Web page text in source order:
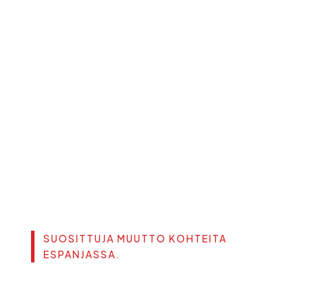
SUOSITTUJA MUUTTO KOHTEITA
ESPANJASSA.